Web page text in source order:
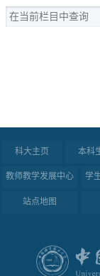
科大主页 本科
教师教学发展中心 学
站点地图